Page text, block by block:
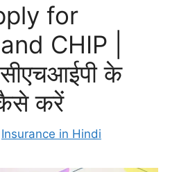
for
CHIP |
के
करें
Insurance in Hindi